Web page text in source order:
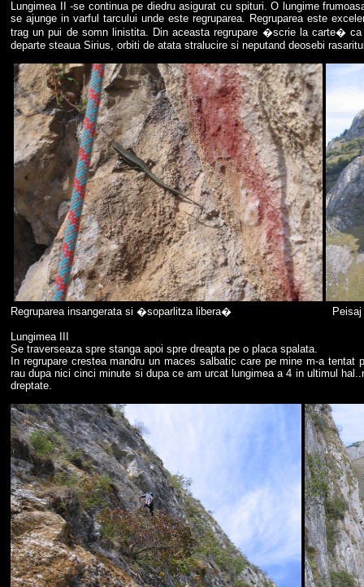
Lungimea II -se continua pe diedru asigurat cu spituri. O lungime
se ajunge in varful tarcului unde este regruparea. Regruparea este
trag un pui de somn linistita. Din aceasta regrupare �scrie la carte�
departe steaua Sirius, orbiti de atata stralucire si neputand deosebi
Regruparea insangerata si �soparlitza libera� Peisaj
Lungimea III
Se traverseaza spre stanga apoi spre dreapta pe o placa spalata.
In regrupare crestea mandru un maces salbatic care pe mine m-a
rau dupa nici cinci minute si dupa ce am urcat lungimea a 4 in ultimul
dreptate.